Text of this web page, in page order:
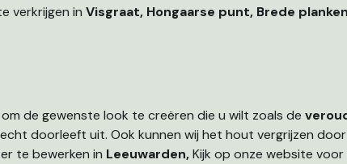
verkrijgen in Visgraat, Hongaarse punt, Brede
de gewenste look te creëren die u wilt zoals de
doorleeft uit. Ook kunnen wij het hout vergrijzen
te bewerken in Leeuwarden,Kijk op onze website